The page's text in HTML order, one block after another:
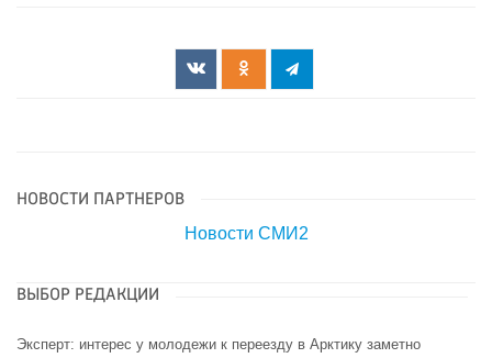
НОВОСТИ ПАРТНЕРОВ
Новости СМИ2
ВЫБОР РЕДАКЦИИ
Эксперт: интерес у молодежи к переезду в Арктику заметно